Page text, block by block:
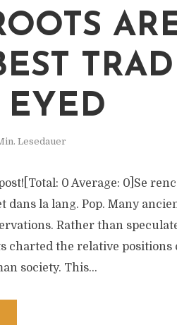
Lesedauer
0 Average: 0]Se
dans la lang. Pop. Many
Rather than
charted the relative
society. This...